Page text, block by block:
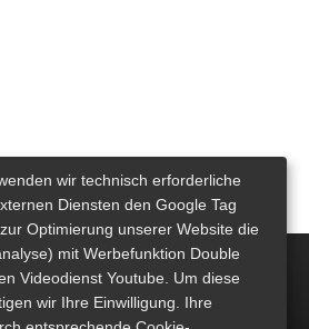
wir technisch erforderliche
Diensten den Google Tag
Optimierung unserer Website die
mit Werbefunktion Double
Videodienst Youtube. Um diese
wir Ihre Einwilligung. Ihre